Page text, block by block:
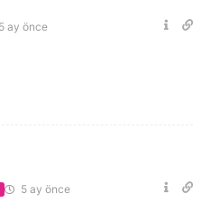
5 ay önce
5 ay önce